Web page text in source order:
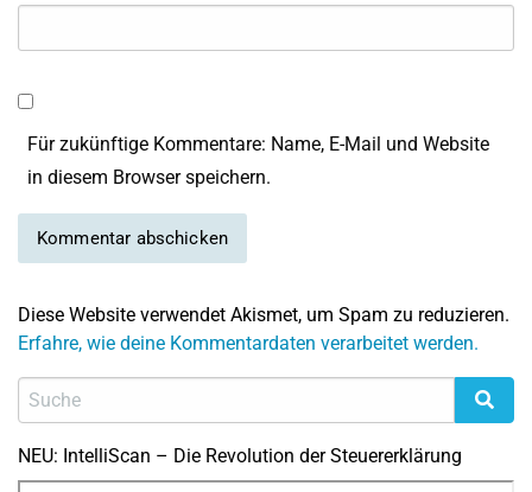
Für zukünftige Kommentare: Name, E-Mail und Website
in diesem Browser speichern.
Diese Website verwendet Akismet, um Spam zu reduzieren.
Erfahre, wie deine Kommentardaten verarbeitet werden.
NEU: IntelliScan – Die Revolution der Steuererklärung